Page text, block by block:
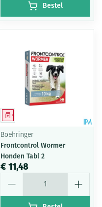
Bestel
Geneesmiddel
Boehringer
Frontcontrol Wormer
Honden Tabl 2
€ 11,48